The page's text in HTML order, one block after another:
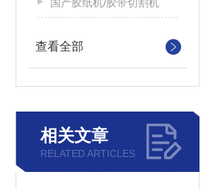
国产胶纸机/胶带切割机
查看全部
相关文章
RELATED ARTICLES